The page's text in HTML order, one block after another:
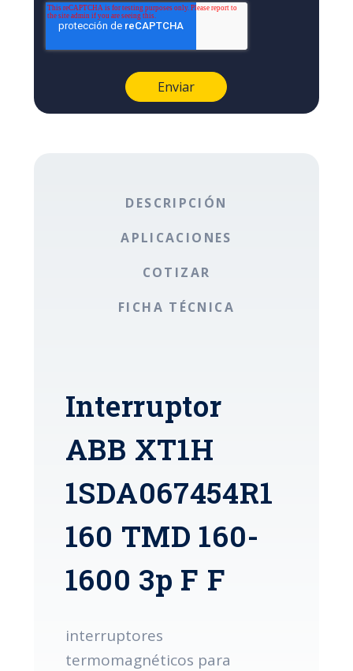
DESCRIPCIÓN
APLICACIONES
COTIZAR
FICHA TÉCNICA
Interruptor
ABB XT1H
1SDA067454R1
160 TMD 160-
1600 3p F F
interruptores
termomagnéticos para